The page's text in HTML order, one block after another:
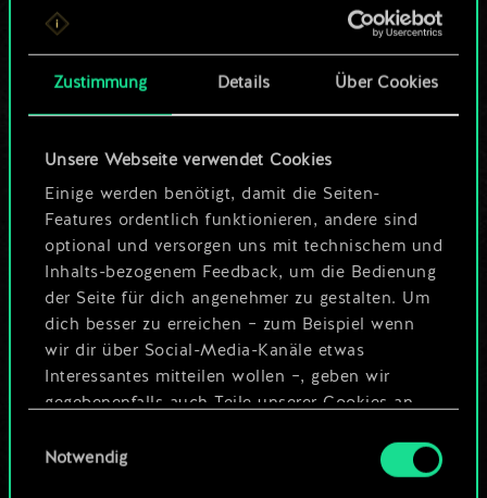
Zustimmung Details Über Cookies
Unsere Webseite verwendet Cookies
Einige werden benötigt, damit die Seiten-
Features ordentlich funktionieren, andere sind
optional und versorgen uns mit technischem und
Inhalts-bezogenem Feedback, um die Bedienung
der Seite für dich angenehmer zu gestalten. Um
dich besser zu erreichen – zum Beispiel wenn
wir dir über Social-Media-Kanäle etwas
Interessantes mitteilen wollen –, geben wir
gegebenenfalls auch Teile unserer Cookies an
Cookies erfordert allerdings deine Zustimmung.
Notwendig
ein geteilter Satz
Karten.
mehr sein kann!
Deck benennen und Leitfaden
Deck bearbeiten